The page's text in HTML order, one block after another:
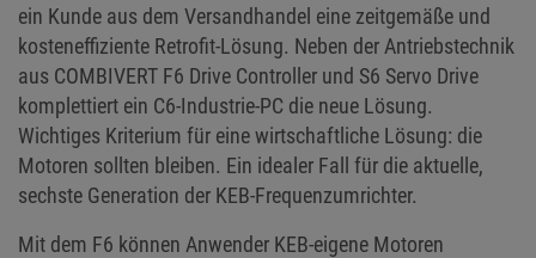
ein Kunde aus dem Versandhandel eine zeitgemäße und
kosteneffiziente Retrofit-Lösung. Neben der Antriebstechnik
aus COMBIVERT F6 Drive Controller und S6 Servo Drive
komplettiert ein C6-Industrie-PC die neue Lösung.
Wichtiges Kriterium für eine wirtschaftliche Lösung: die
Motoren sollten bleiben. Ein idealer Fall für die aktuelle,
sechste Generation der KEB-Frequenzumrichter.
Mit dem F6 können Anwender KEB-eigene Motoren